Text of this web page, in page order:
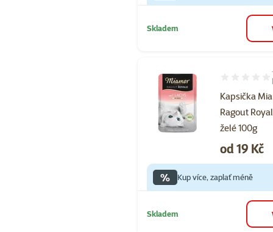
Skladem
Kapsička
Ragout
želé 100g
Hodnocení
Cena
od 19 Kč
% Kup více, zaplať méně
Skladem